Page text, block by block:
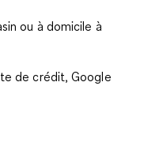
ou à domicile à
de crédit, Google